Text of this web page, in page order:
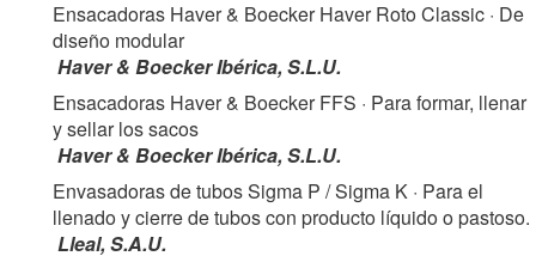
Ensacadoras Haver & Boecker Haver Roto Classic · De
diseño modular
Haver & Boecker Ibérica, S.L.U.
Ensacadoras Haver & Boecker FFS · Para formar, llenar
y sellar los sacos
Haver & Boecker Ibérica, S.L.U.
Envasadoras de tubos Sigma P / Sigma K · Para el
llenado y cierre de tubos con producto líquido o pastoso.
Lleal, S.A.U.